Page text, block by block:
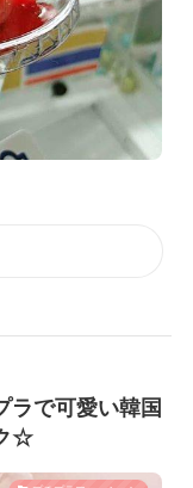
ラで可愛い韓国
☆